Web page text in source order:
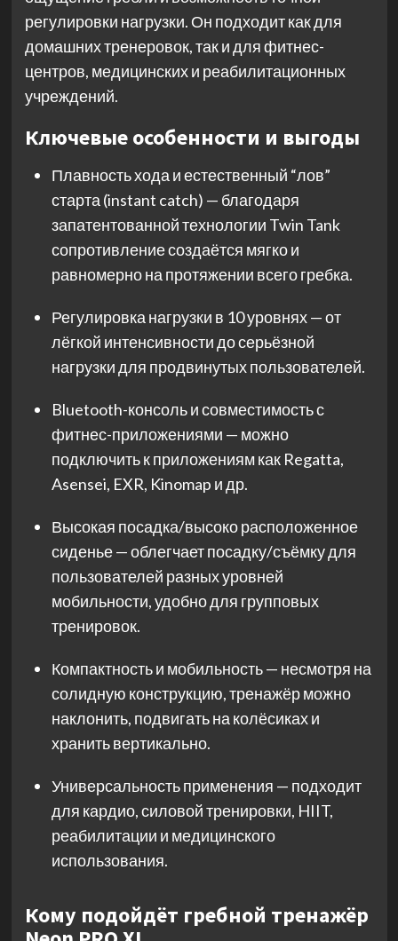
регулировки нагрузки. Он подходит как для
домашних тренеровок, так и для фитнес-
центров, медицинских и реабилитационных
учреждений.
Ключевые особенности и выгоды
Плавность хода и естественный “лов”
старта (instant catch) — благодаря
запатентованной технологии Twin Tank
сопротивление создаётся мягко и
равномерно на протяжении всего гребка.
Регулировка нагрузки в 10 уровнях — от
лёгкой интенсивности до серьёзной
нагрузки для продвинутых пользователей.
Bluetooth-консоль и совместимость с
фитнес-приложениями — можно
подключить к приложениям как Regatta,
Asensei, EXR, Kinomap и др.
Высокая посадка/высоко расположенное
сиденье — облегчает посадку/съёмку для
пользователей разных уровней
мобильности, удобно для групповых
тренировок.
Компактность и мобильность — несмотря на
солидную конструкцию, тренажёр можно
наклонить, подвигать на колёсиках и
хранить вертикально.
Универсальность применения — подходит
для кардио, силовой тренировки, HIIT,
реабилитации и медицинского
использования.
Кому подойдёт гребной тренажёр